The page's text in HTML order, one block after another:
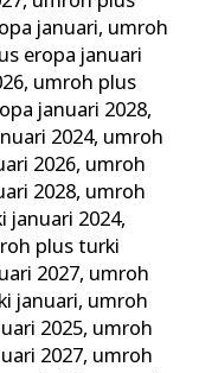
januari, umroh
eropa januari
, umroh plus
januari 2028,
2024, umroh
2026, umroh
2028, umroh
januari 2024,
plus turki
2027, umroh
januari, umroh
2025, umroh
2027, umroh